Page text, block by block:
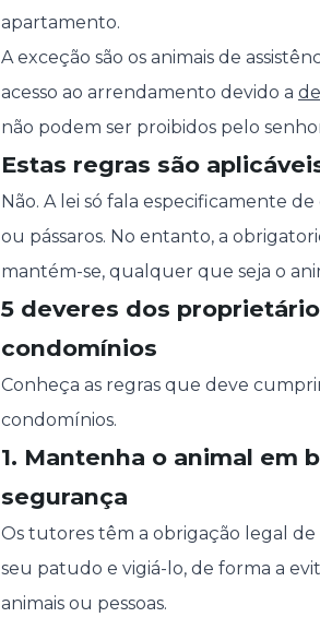
apartamento.
A exceção são os animais de
acesso ao arrendamento devido a
não podem ser proibidos pelo
Estas regras são
Não. A lei só fala especificamente
ou pássaros. No entanto, a
mantém-se, qualquer que seja o
5 deveres dos
condomínios
Conheça as regras que deve
condomínios.
1. Mantenha o animal em
segurança
Os tutores têm a obrigação legal de
seu patudo e vigiá-lo, de forma a
animais ou pessoas.